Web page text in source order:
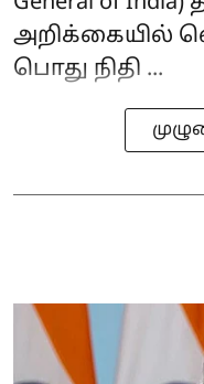
அறிக்கையில்
பொது நிதி ...